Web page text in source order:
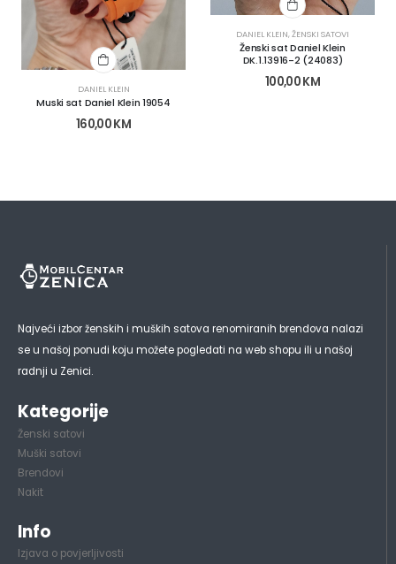
DANIEL KLEIN
Muski sat Daniel Klein 19054
160,00KM
DANIEL KLEIN,ŽENSKI SATOVI
Ženski sat Daniel Klein
DK.1.13916-2 (24083)
100,00KM
Najveći izbor ženskih i muških satova renomiranih brendova nalazi
se u našoj ponudi koju možete pogledati na web shopu ili u našoj
radnji u Zenici.
Kategorije
Ženski satovi
Muški satovi
Brendovi
Nakit
Info
Izjava o povjerljivosti